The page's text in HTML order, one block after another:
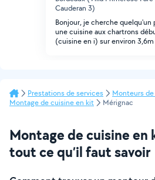
Cauderan 3)
Bonjour, je cherche quelqu'un
une cuisine aux chartrons
(cuisine en i) sur environ 3,6m
Prestations de services
Monteurs
Montage de cuisine en kit
Mérignac
Montage de cuisine en
tout ce qu’il faut savoir